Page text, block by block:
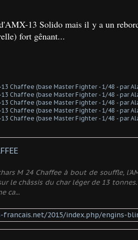
d'AMX-13 Solido mais il y a un
fort gênant...
M 24 Chaffee à bout de souffle,
le châssis du char léger de 13
ca...